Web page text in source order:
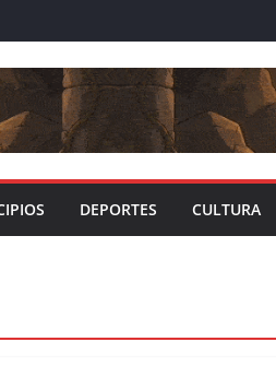
DEPORTES CULTURA